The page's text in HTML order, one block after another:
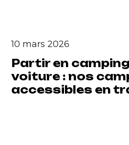
10 mars 2026
Partir en
voiture : nos
accessibles en